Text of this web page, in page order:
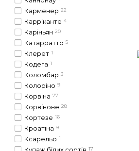
Карменер 22
Карріканте 4
Каріньян 20
Катарратто 5
Клерет 1
Кодега 1
Коломбар 3
Колоріно 9
Корвіна 77
Корвіноне 28
Кортезе 16
Кроатіна 9
Ксарельо 1
17